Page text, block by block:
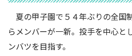
夏の甲子園で５４年ぶりの全国
らメンバーが一新。投手を中心と
ンバツを目指す。